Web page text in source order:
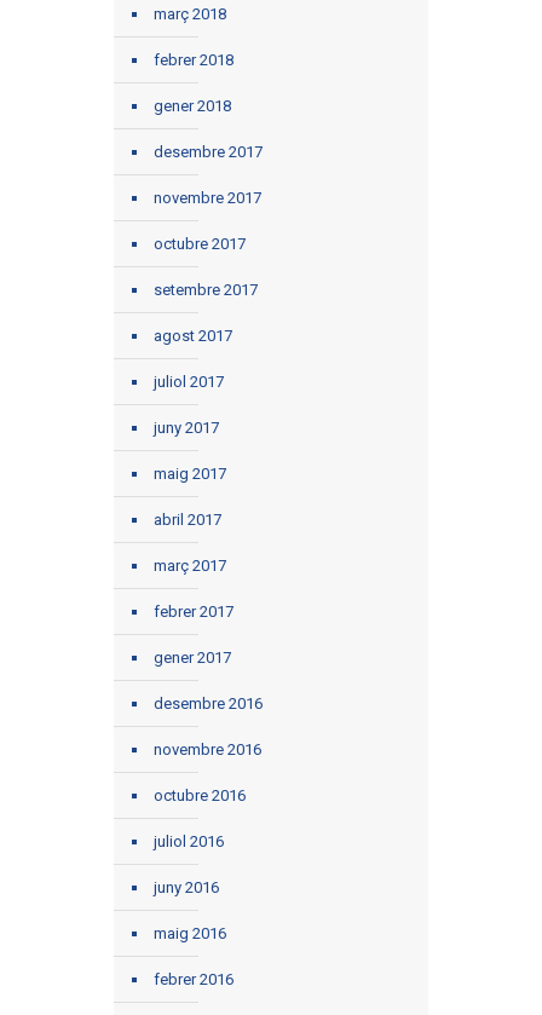
març 2018
febrer 2018
gener 2018
desembre 2017
novembre 2017
octubre 2017
setembre 2017
agost 2017
juliol 2017
juny 2017
maig 2017
abril 2017
març 2017
febrer 2017
gener 2017
desembre 2016
novembre 2016
octubre 2016
juliol 2016
juny 2016
maig 2016
febrer 2016